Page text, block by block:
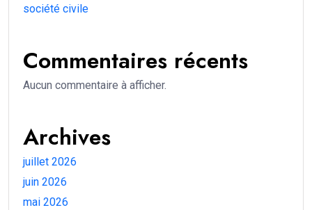
société civile
Commentaires récents
Aucun commentaire à afficher.
Archives
juillet 2026
juin 2026
mai 2026